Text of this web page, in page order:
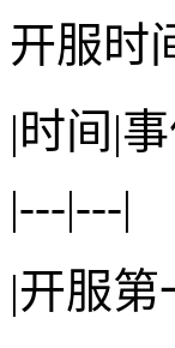
开服时
|时间|
|---|---|
|开服